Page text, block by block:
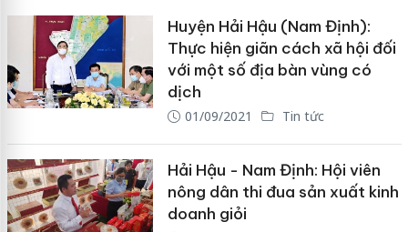
Huyện Hải Hậu (Nam Định):
Thực hiện giãn cách xã hội đối
với một số địa bàn vùng có
dịch
01/09/2021 Tin tức
Hải Hậu - Nam Định: Hội viên
nông dân thi đua sản xuất kinh
doanh giỏi